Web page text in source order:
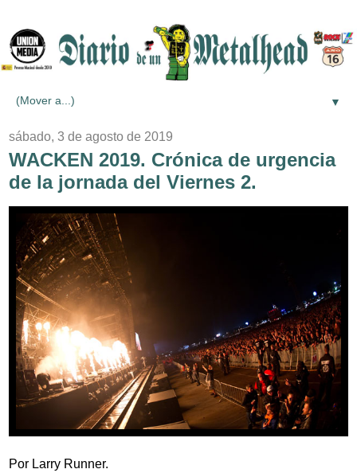
▼
sábado, 3 de agosto de 2019
WACKEN 2019. Crónica de urgencia
de la jornada del Viernes 2.
Por Larry Runner.